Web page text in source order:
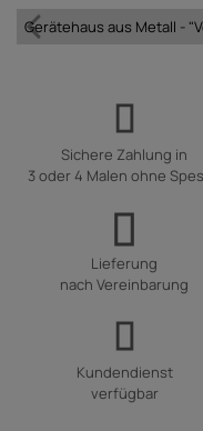
Gerätehaus aus Metall -
Sichere Zahlung in
3 oder 4 Malen ohne
Lieferung
nach Vereinbarung
Kundendienst
verfügbar